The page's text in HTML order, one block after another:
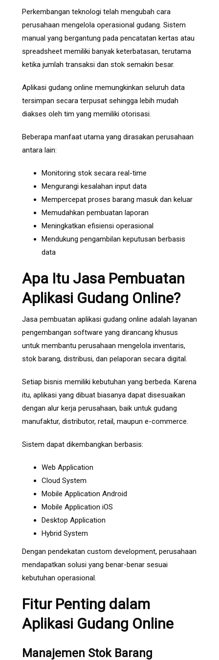
Perkembangan teknologi telah mengubah cara
perusahaan mengelola operasional gudang. Sistem
manual yang bergantung pada pencatatan kertas atau
spreadsheet memiliki banyak keterbatasan, terutama
ketika jumlah transaksi dan stok semakin besar.
Aplikasi gudang online memungkinkan seluruh data
tersimpan secara terpusat sehingga lebih mudah
diakses oleh tim yang memiliki otorisasi.
Beberapa manfaat utama yang dirasakan perusahaan
antara lain:
Monitoring stok secara real-time
Mengurangi kesalahan input data
Mempercepat proses barang masuk dan keluar
Memudahkan pembuatan laporan
Meningkatkan efisiensi operasional
Mendukung pengambilan keputusan berbasis
data
Apa Itu Jasa Pembuatan
Aplikasi Gudang Online?
Jasa pembuatan aplikasi gudang online adalah layanan
pengembangan software yang dirancang khusus
untuk membantu perusahaan mengelola inventaris,
stok barang, distribusi, dan pelaporan secara digital.
Setiap bisnis memiliki kebutuhan yang berbeda. Karena
itu, aplikasi yang dibuat biasanya dapat disesuaikan
dengan alur kerja perusahaan, baik untuk gudang
manufaktur, distributor, retail, maupun e-commerce.
Sistem dapat dikembangkan berbasis:
Web Application
Cloud System
Mobile Application Android
Mobile Application iOS
Desktop Application
Hybrid System
Dengan pendekatan custom development, perusahaan
mendapatkan solusi yang benar-benar sesuai
kebutuhan operasional.
Fitur Penting dalam
Aplikasi Gudang Online
Manajemen Stok Barang